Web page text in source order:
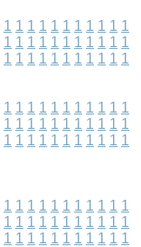
1 1 1 1 1 1 1 1 1 1 1
1 1 1 1 1 1 1 1 1 1 1
1 1 1 1 1 1 1 1 1 1 1
1 1 1 1 1 1 1 1 1 1 1
1 1 1 1 1 1 1 1 1 1 1
1 1 1 1 1 1 1 1 1 1 1
1 1 1 1 1 1 1 1 1 1 1
1 1 1 1 1 1 1 1 1 1 1
1 1 1 1 1 1 1 1 1 1 1